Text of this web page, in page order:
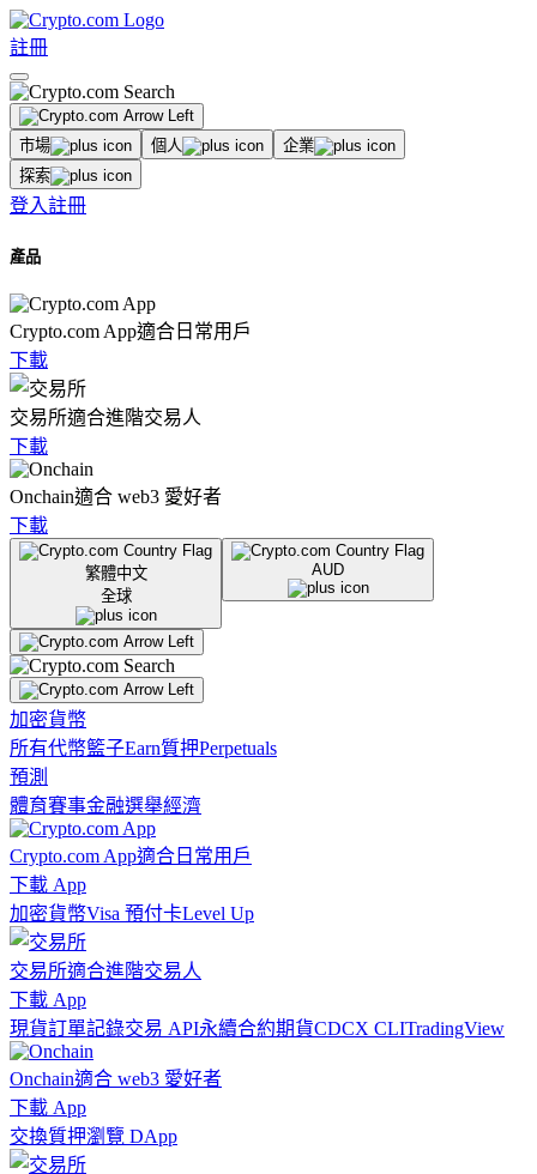
註冊
市場 個人
企業
探索
登入註冊
產品
Crypto.com App適合日常用戶
下載
交易所適合進階交易人
下載
Onchain適合 web3 愛好者
下載
繁體中文
全球
AUD
加密貨幣
所有代幣籃子Earn質押Perpetuals
預測
體育賽事金融選舉經濟
Crypto.com App適合日常用戶
下載 App
加密貨幣Visa 預付卡Level Up
交易所適合進階交易人
下載 App
現貨訂單記錄交易 API永續合約期貨CDCX CLITradingView
Onchain適合 web3 愛好者
下載 App
交換質押瀏覽 DApp